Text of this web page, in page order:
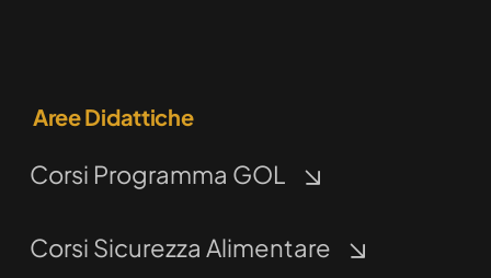
Aree Didattiche
Corsi Programma GOL
Corsi Sicurezza Alimentare